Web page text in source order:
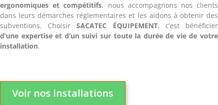
ergonomiques et compétitifs, nous accompagnons nos clients
dans leurs démarches réglementaires et les aidons à obtenir des
subventions. Choisir SACATEC ÉQUIPEMENT, c’est bénéficier
d’une expertise et d’un suivi sur toute la durée de vie de votre
installation.
Voir nos installations